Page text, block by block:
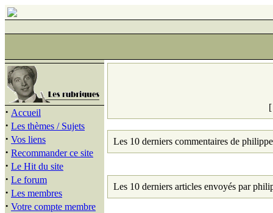
· Accueil
· Les thèmes / Sujets
· Vos liens
· Recommander ce site
· Le Hit du site
· Le forum
· Les membres
· Votre compte membre
Les 10 derniers commentaires de
Les 10 derniers articles envoyés par